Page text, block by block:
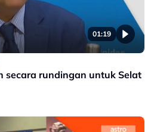
01:19
secara rundingan untuk Selat